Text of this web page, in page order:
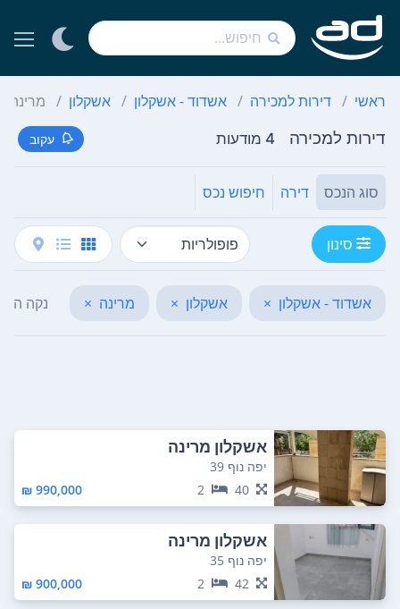
ראשי דירות למכירה אשדוד - אשקלון אשקלון מרינה
דירות למכירה 4 מודעות עקוב
סוג הנכס דירה חיפוש נכס
סינון
אשדוד - אשקלון × אשקלון × מרינה × נקה הכל
אשקלון מרינה
יפה נוף 39
40
2
990,000 ₪
אשקלון מרינה
יפה נוף 35
42
2
900,000 ₪